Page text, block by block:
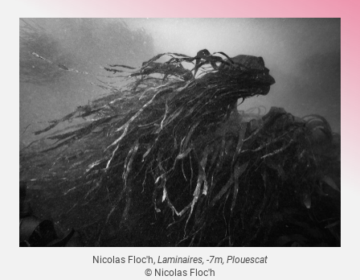
Nicolas Floc'h, Laminaires, -7m, Plouescat
© Nicolas Floc'h